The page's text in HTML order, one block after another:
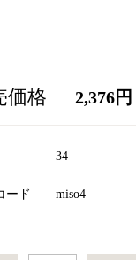
価格 2,376円
34
ード miso4